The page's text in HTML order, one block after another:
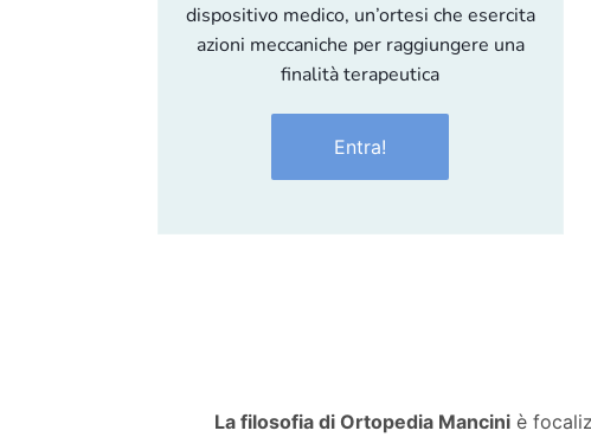
dispositivo medico, un’ortesi che esercita
azioni meccaniche per raggiungere una
finalità terapeutica
Entra!
La filosofia di Ortopedia Mancini è